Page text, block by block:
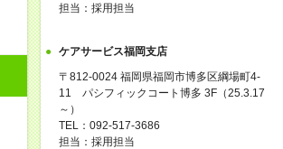
担当：採用担当
ケアサービス福岡支店
〒812-0024 福岡県福岡市博多区綱場町4-
11 パシフィックコート博多 3F（25.3.17
～）
TEL：092-517-3686
担当：採用担当